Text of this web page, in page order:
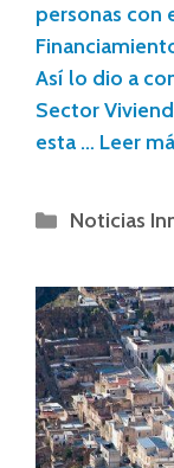
personas con
Así lo dio a
Sector
esta … Leer
Noticias